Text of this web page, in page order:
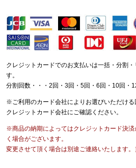
クレジットカードでのお支払いは一括・分割
す。
分割回数・・・2回・3回・5回・6回・10回・
※ご利用のカード会社によりお選びいただける
クレジットカード会社にご確認ください。
※商品の納期によってはクレジットカード決
く場合がございます。
変更させて頂く場合は別途ご連絡いたします。